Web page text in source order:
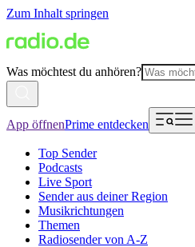
Zum Inhalt springen
Was möchtest du anhören?
App öffnenPrime entdecken
Top Sender
Podcasts
Live Sport
Sender aus deiner Region
Musikrichtungen
Themen
Radiosender von A-Z